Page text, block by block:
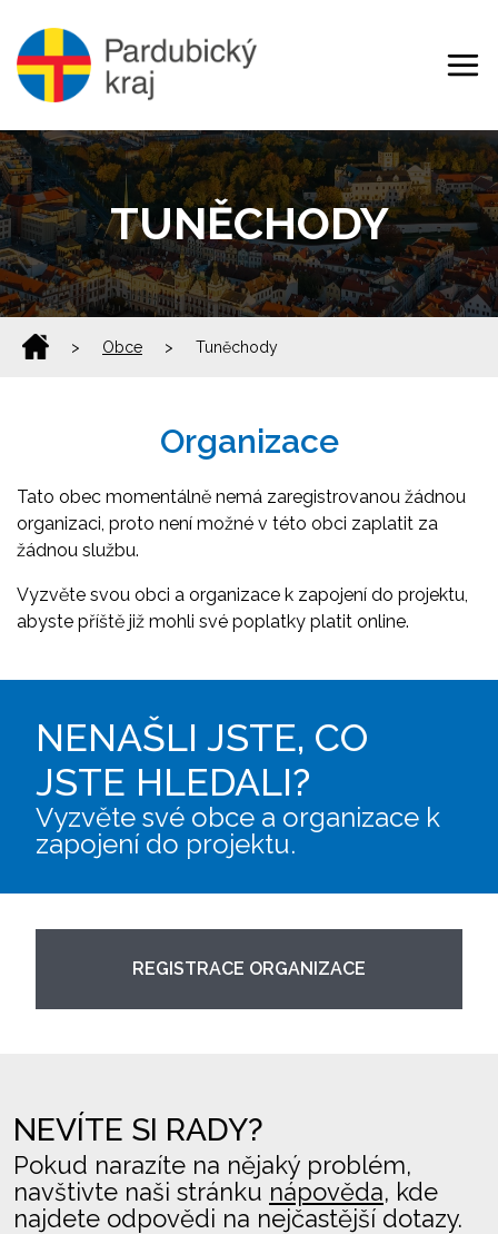
TUNĚCHODY
> Obce > Tuněchody
Organizace
Tato obec momentálně nemá zaregistrovanou žádnou
organizaci, proto není možné v této obci zaplatit za
žádnou službu.
Vyzvěte svou obci a organizace k zapojení do projektu,
abyste příště již mohli své poplatky platit online.
NENAŠLI JSTE, CO
JSTE HLEDALI?
Vyzvěte své obce a organizace k
zapojení do projektu.
REGISTRACE ORGANIZACE
NEVÍTE SI RADY?
Pokud narazíte na nějaký problém,
navštivte naši stránku nápověda, kde
najdete odpovědi na nejčastější dotazy.